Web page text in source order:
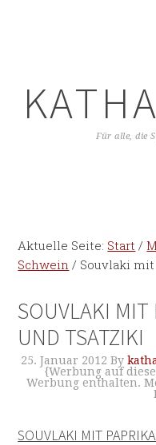
Für alle, die
Aktuelle Seite: Start /
Schwein / Souvlaki
SOUVLAKI MIT
UND TSATZIKI
25. Januar 2012 By
{Werbung auf
Werbung enthalten.
SOUVLAKI MIT